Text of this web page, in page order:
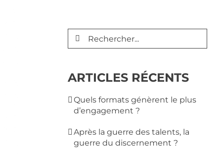
Rechercher:
ARTICLES RÉCENTS
Quels formats génèrent le plus
d’engagement ?
Après la guerre des talents, la
guerre du discernement ?